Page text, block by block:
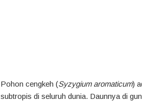
Pohon cengkeh (Syzygium aromaticum)
subtropis di seluruh dunia. Daunnya di